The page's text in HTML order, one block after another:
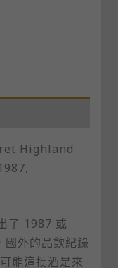
Highland
了 1987 或
外的品飲紀錄
能這批酒是來